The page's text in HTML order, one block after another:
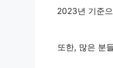
2023년 기준
또한, 많은 분